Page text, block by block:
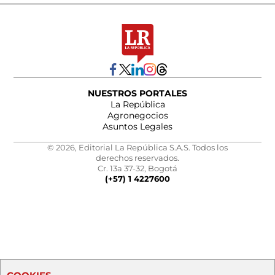
NUESTROS PORTALES
La República
Agronegocios
Asuntos Legales
© 2026, Editorial La República S.A.S. Todos los
derechos reservados.
Cr. 13a 37-32, Bogotá
(+57) 1 4227600